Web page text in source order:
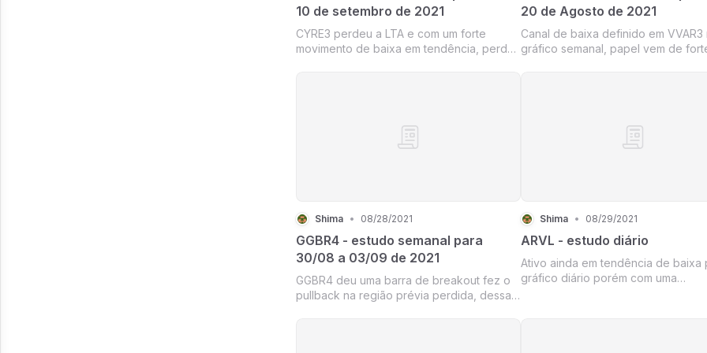
10 de setembro de 2021
CYRE3 perdeu a LTA e com um forte
movimento de baixa em tendência, perdeu
20 de Agosto de 2021
Canal de baixa definido em VVAR3
gráfico semanal, papel vem de
Shima • 08/28/2021
GGBR4 - estudo semanal para
30/08 a 03/09 de 2021
GGBR4 deu uma barra de breakout fez o
pullback na região prévia perdida, dessa
Shima • 08/29/2021
ARVL - estudo diário
Ativo ainda em tendência de baixa
gráfico diário porém com uma